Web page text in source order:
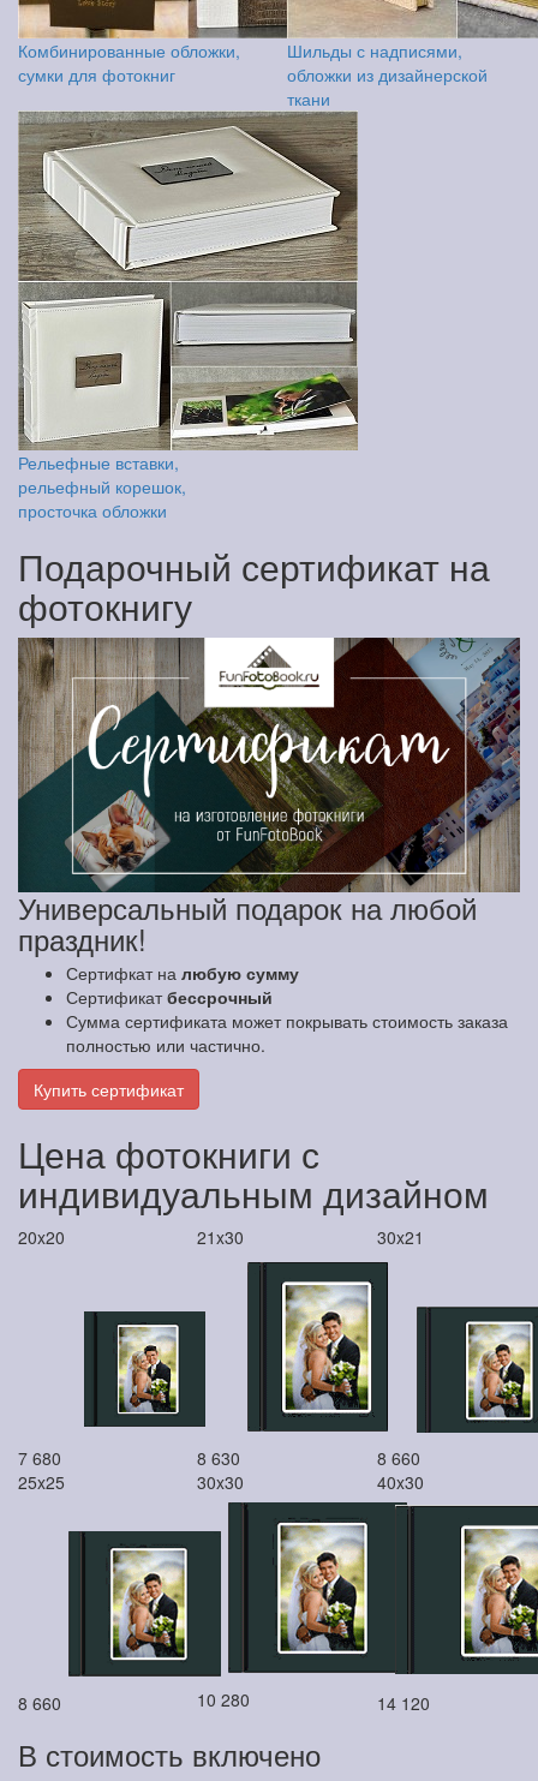
Комбинированные обложки,
сумки для фотокниг
Шильды с надписями,
обложки из дизайнерской
ткани
Рельефные вставки,
рельефный корешок,
просточка обложки
Подарочный сертификат на
фотокнигу
Универсальный подарок на любой
праздник!
Сертифкат на любую сумму
Сертификатбессрочный
Сумма сертификата может покрывать стоимость заказа
полностью или частично.
Купить сертификат
Цена фотокниги с
индивидуальным дизайном
20x20
7 680
21x30
8 630
30x21
8 660
25x25
8 660
30x30
10 280
40x30
14 120
В стоимость включено